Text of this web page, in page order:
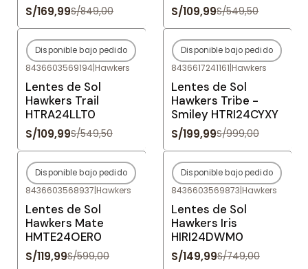
S/169,99S/849,00 S/109,99S/549,50
-80%OFF
Agotado
Disponible bajo pedido
8436603569194|Hawkers
Lentes de Sol
Hawkers Trail
HTRA24LLT0
S/109,99S/549,50
-80%OFF
Agotado
Disponible bajo pedido
8436617241161|Hawkers
Lentes de Sol
Hawkers Tribe -
Smiley HTRI24CYXY
S/199,99S/999,00
-80%OFF
Agotado
Disponible bajo pedido
8436603568937|Hawkers
Lentes de Sol
Hawkers Mate
HMTE24OER0
S/119,99S/599,00
-80%OFF
Agotado
Disponible bajo pedido
8436603569873|Hawkers
Lentes de Sol
Hawkers Iris
HIRI24DWM0
S/149,99S/749,00